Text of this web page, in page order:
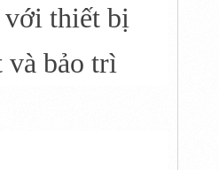
với thiết bị
và bảo trì